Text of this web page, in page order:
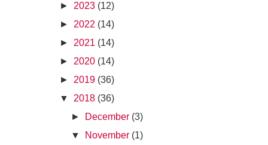
► 2023 (12)
► 2022 (14)
► 2021 (14)
► 2020 (14)
► 2019 (36)
▼
2018 (36)
►
December (3)
▼
November (1)